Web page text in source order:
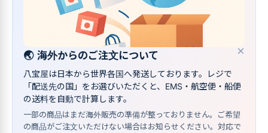
×
🌏 海外からのご注文について
八宝屋は日本から世界各国へ発送しております。レジで
「配送先の国」をお選びいただくと、EMS・航空便・船便
の送料を自動で計算します。
一部の商品はまだ海外販売の準備が整っておりません。ご希望
の商品がご注文いただけない場合はお知らせください。対応で